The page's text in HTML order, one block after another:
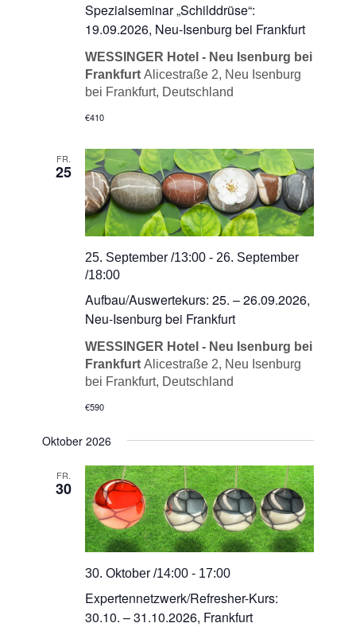
Spezialseminar „Schilddrüse“:
19.09.2026, Neu-Isenburg bei Frankfurt
WESSINGER Hotel - Neu Isenburg bei
FrankfurtAlicestraße 2, Neu Isenburg
bei Frankfurt, Deutschland
€410
FR.
25
Aufbau/Auswertekurs: 25. – 26.09.2026,
Neu-Isenburg bei Frankfurt
25. September /13:00 - 26. September
/18:00
WESSINGER Hotel - Neu Isenburg bei
FrankfurtAlicestraße 2, Neu Isenburg
bei Frankfurt, Deutschland
€590
Oktober 2026
FR.
30
Expertennetzwerk/Refresher-Kurs:
30.10. – 31.10.2026, Frankfurt
30. Oktober /14:00 - 17:00